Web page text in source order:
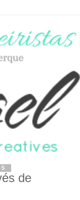
de